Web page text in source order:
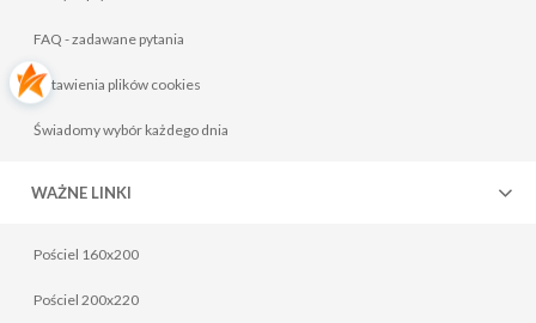
FAQ - zadawane pytania
Ustawienia plików cookies
Świadomy wybór każdego dnia
WAŻNE LINKI
Pościel 160x200
Pościel 200x220